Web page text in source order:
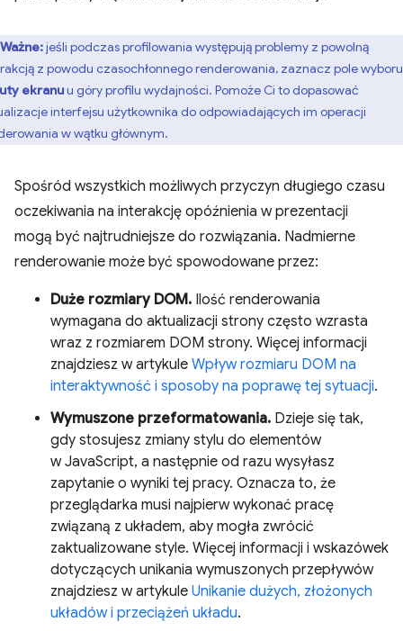
Ważne:jeśli podczas profilowania występują problemy z powolną
z powodu czasochłonnego renderowania, zaznacz pole wyboru
ekranuu góry profilu wydajności. Pomoże Ci to dopasować
interfejsu użytkownika do odpowiadających im operacji
w wątku głównym.
Spośród wszystkich możliwych przyczyn długiego czasu
oczekiwania na interakcję opóźnienia w prezentacji
mogą być najtrudniejsze do rozwiązania. Nadmierne
renderowanie może być spowodowane przez:
Duże rozmiary DOM. Ilość renderowania
wymagana do aktualizacji strony często wzrasta
wraz z rozmiarem DOM strony. Więcej informacji
znajdziesz w artykule Wpływ rozmiaru DOM na
interaktywność i sposoby na poprawę tej sytuacji.
Wymuszone przeformatowania. Dzieje się tak,
gdy stosujesz zmiany stylu do elementów
w JavaScript, a następnie od razu wysyłasz
zapytanie o wyniki tej pracy. Oznacza to, że
przeglądarka musi najpierw wykonać pracę
związaną z układem, aby mogła zwrócić
zaktualizowane style. Więcej informacji i wskazówek
dotyczących unikania wymuszonych przepływów
znajdziesz w artykule Unikanie dużych, złożonych
układów i przeciążeń układu.